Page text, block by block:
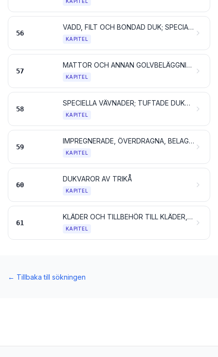
56
VADD, FILT OCH BONDAD DUK; SPECIALGARNER; SURRNINGSGARN OCH TÅGVIRKE SAMT VAROR AV SÅDANA PRODUKTER
KAPITEL
57
MATTOR OCH ANNAN GOLVBELÄGGNING AV TEXTILMATERIAL
KAPITEL
58
SPECIELLA VÄVNADER; TUFTADE DUKVAROR AV TEXTILMATERIAL; SPETSAR; TAPISSERIER; SNÖRMAKERIARBETEN; BRODERIER
KAPITEL
59
IMPREGNERADE, ÖVERDRAGNA, BELAGDA ELLER LAMINERADE TEXTILVÄVNADER; TEXTILVAROR FÖR TEKNISKT BRUK
KAPITEL
60
DUKVAROR AV TRIKÅ
KAPITEL
61
KLÄDER OCH TILLBEHÖR TILL KLÄDER, AV TRIKÅ
KAPITEL
← Tillbaka till sökningen